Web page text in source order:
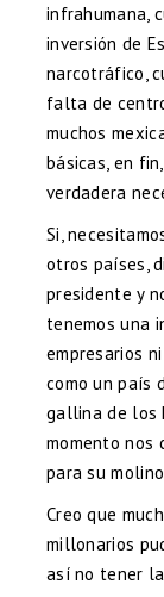
infrahumana,
inversión de
narcotráfico,
falta de
muchos
básicas, en
verdadera
Si,
otros países,
presidente y
tenemos una
empresarios
como un país
gallina de los
momento nos
para su
Creo que
millonarios
así no tener